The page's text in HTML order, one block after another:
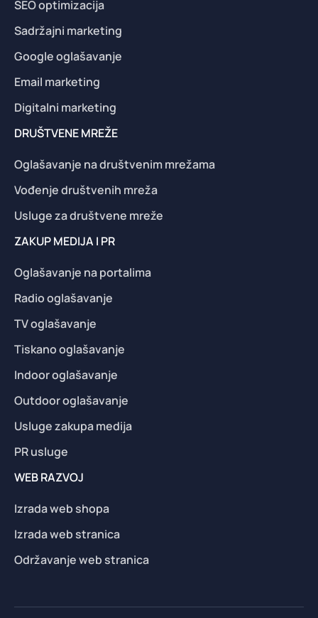
SEO optimizacija
Sadržajni marketing
Google oglašavanje
Email marketing
Digitalni marketing
DRUŠTVENE MREŽE
Oglašavanje na društvenim mrežama
Vođenje društvenih mreža
Usluge za društvene mreže
ZAKUP MEDIJA I PR
Oglašavanje na portalima
Radio oglašavanje
TV oglašavanje
Tiskano oglašavanje
Indoor oglašavanje
Outdoor oglašavanje
Usluge zakupa medija
PR usluge
WEB RAZVOJ
Izrada web shopa
Izrada web stranica
Održavanje web stranica